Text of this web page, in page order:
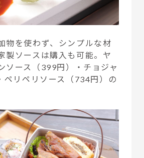
物を使わず、シンプルな材
製ソースは購入も可能。ヤ
ソース（399円）・チョジャ
ペリペリソース（734円）の